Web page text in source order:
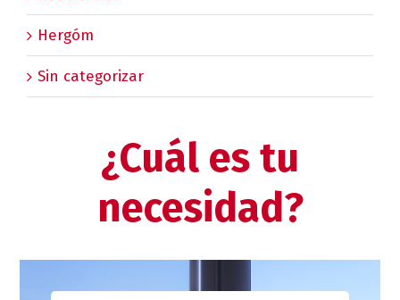
Hergóm
Sin categorizar
¿Cuál es tu
necesidad?